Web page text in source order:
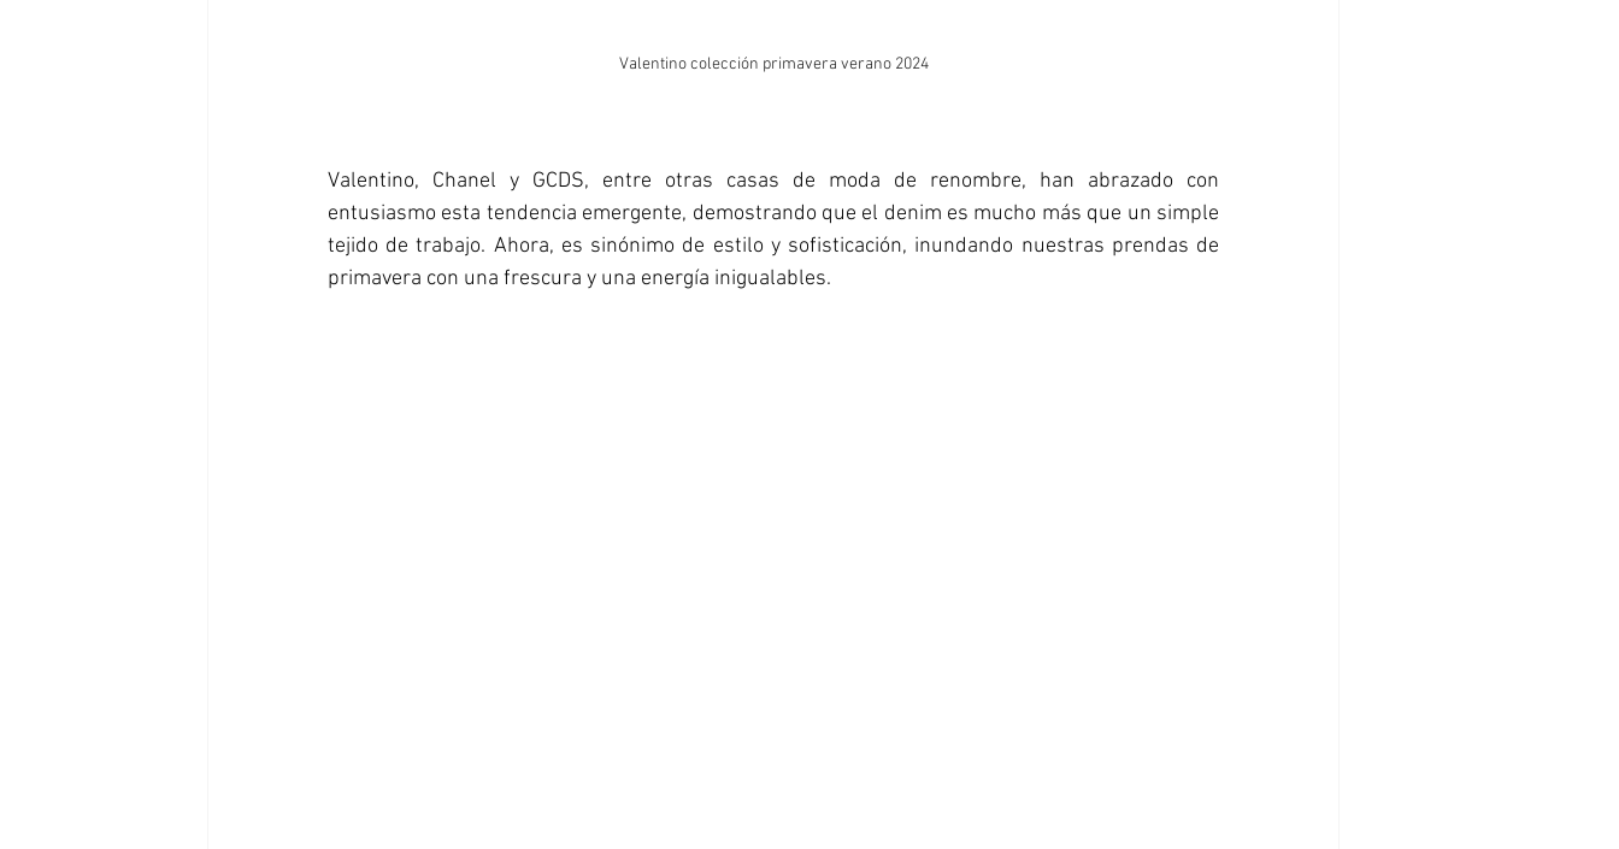
Valentino colección primavera verano 2024
Valentino, Chanel y GCDS, entre otras casas de moda de renombre, han abrazado con
entusiasmo esta tendencia emergente, demostrando que el denim es mucho más que un simple
tejido de trabajo. Ahora, es sinónimo de estilo y sofisticación, inundando nuestras prendas de
primavera con una frescura y una energía inigualables.